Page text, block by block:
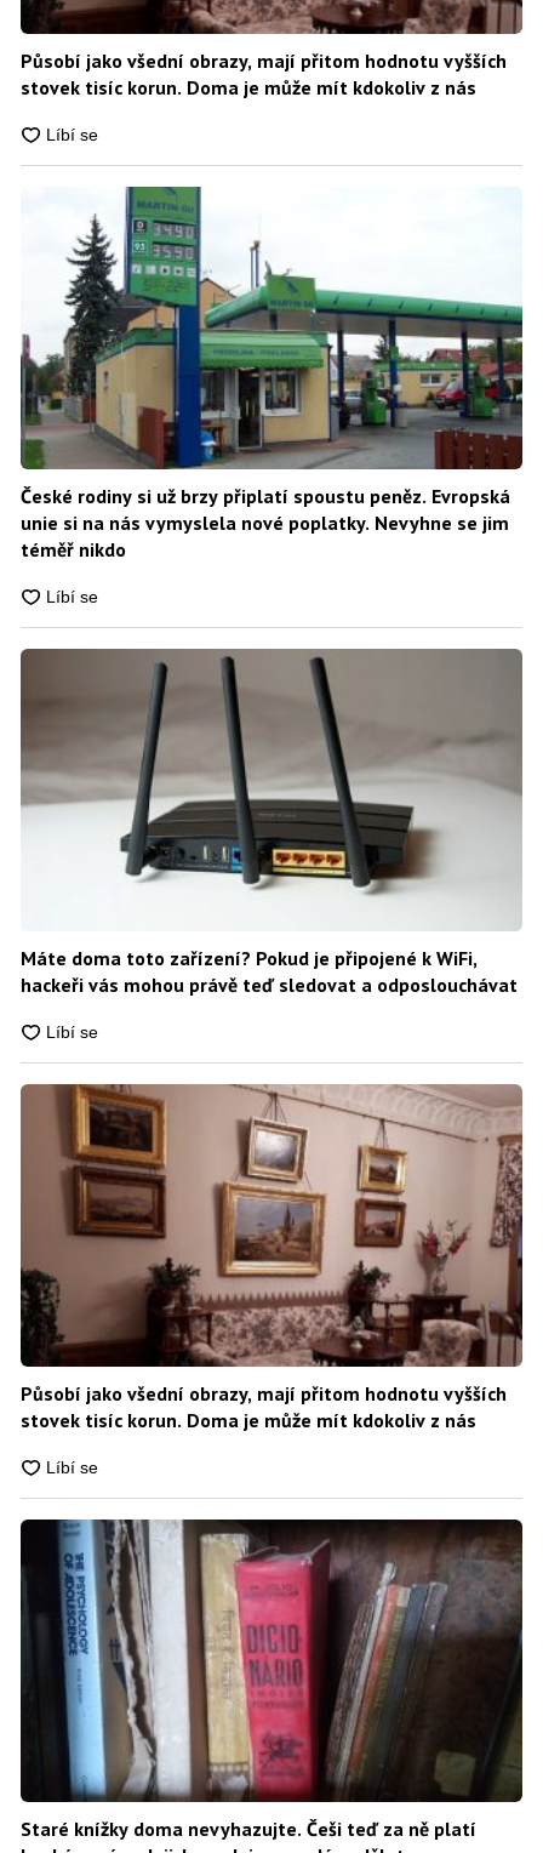
Působí jako všední obrazy, mají přitom hodnotu vyšších
stovek tisíc korun. Doma je může mít kdokoliv z nás
České rodiny si už brzy připlatí spoustu peněz. Evropská
unie si na nás vymyslela nové poplatky. Nevyhne se jim
téměř nikdo
Máte doma toto zařízení? Pokud je připojené k WiFi,
hackeři vás mohou právě teď sledovat a odposlouchávat
Působí jako všední obrazy, mají přitom hodnotu vyšších
stovek tisíc korun. Doma je může mít kdokoliv z nás
Staré knížky doma nevyhazujte. Češi teď za ně platí